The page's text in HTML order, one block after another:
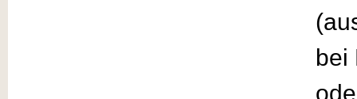
bei